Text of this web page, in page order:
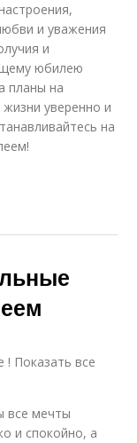
и уважения
и
юбилею
планы на
уверенно и
на
! Показать все
все мечты
и спокойно, а